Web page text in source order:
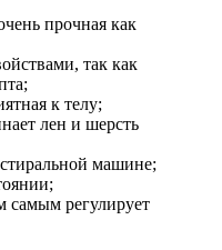
прочная как
так как
к телу;
лен и шерсть
машине;
самым регулирует